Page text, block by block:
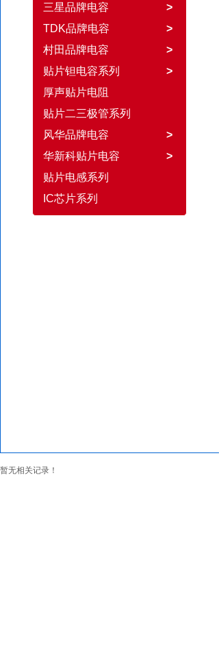
暂无相关记录！
三星品牌电容
>
TDK品牌电容
>
村田品牌电容
>
贴片钽电容系列
>
厚声贴片电阻
贴片二三极管系列
风华品牌电容
>
华新科贴片电容
>
贴片电感系列
IC芯片系列